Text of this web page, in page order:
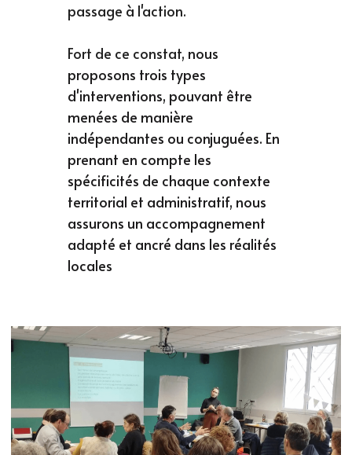
passage à l'action.
Fort de ce constat, nous
proposons trois types
d'interventions, pouvant être
menées de manière
indépendantes ou conjuguées. En
prenant en compte les
spécificités de chaque contexte
territorial et administratif, nous
assurons un accompagnement
adapté et ancré dans les réalités
locales